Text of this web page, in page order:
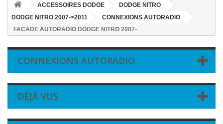
ACCESSOIRES DODGE
DODGE NITRO
DODGE NITRO 2007->2011
CONNEXIONS AUTORADIO
FACADE AUTORADIO DODGE NITRO 2007-
CONNEXIONS AUTORADIO
DÉJÀ VUS